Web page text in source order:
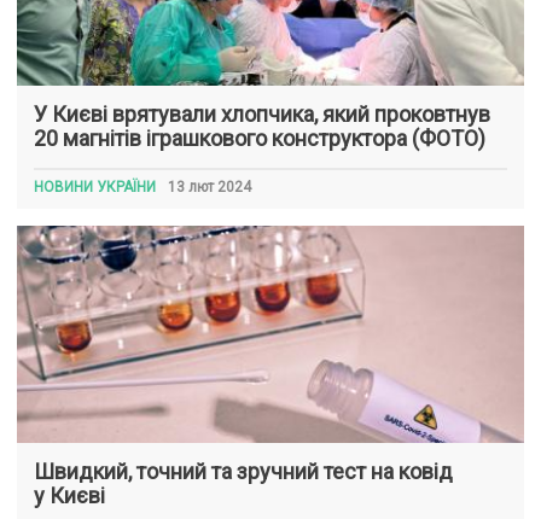
У Києві врятували хлопчика, який проковтнув
20 магнітів іграшкового конструктора (ФОТО)
НОВИНИ УКРАЇНИ 13 лют 2024
Швидкий, точний та зручний тест на ковід
у Києві